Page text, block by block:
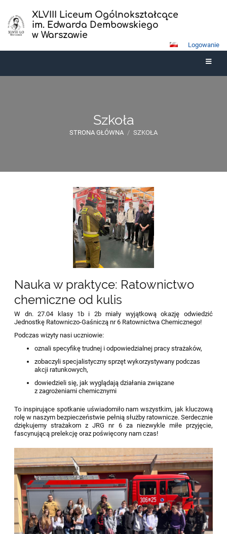
XLVIII Liceum Ogólnokształcące
im. Edwarda Dembowskiego
w Warszawie
Logowanie
Szkoła
STRONA GŁÓWNA / SZKOŁA
Nauka w praktyce: Ratownictwo
chemiczne od kulis
W dn. 27.04 klasy 1b i 2b miały wyjątkową okazję odwiedzić
Jednostkę Ratowniczo-Gaśniczą nr 6 Ratownictwa Chemicznego!
Podczas wizyty nasi uczniowie:
oznali specyfikę trudnej i odpowiedzialnej pracy strażaków,
zobaczyli specjalistyczny sprzęt wykorzystywany podczas
akcji ratunkowych,
dowiedzieli się, jak wyglądają działania związane
z zagrożeniami chemicznymi
To inspirujące spotkanie uświadomiło nam wszystkim, jak kluczową
rolę w naszym bezpieczeństwie pełnią służby ratownicze. Serdecznie
dziękujemy strażakom z JRG nr 6 za niezwykle miłe przyjęcie,
fascynującą prelekcję oraz poświęcony nam czas!